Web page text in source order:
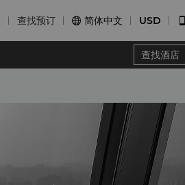
查找预订  简体中文 USD 
查找酒店